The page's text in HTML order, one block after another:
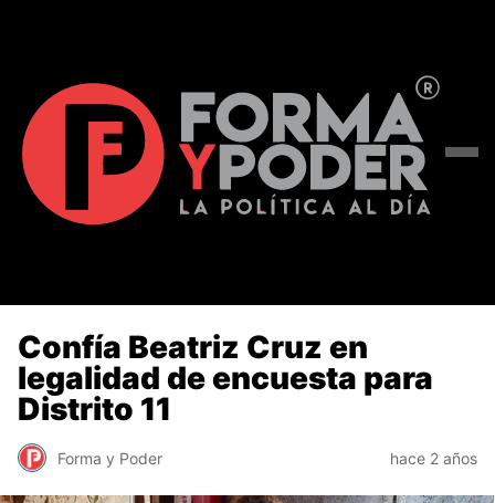
Confía Beatriz Cruz en
legalidad de encuesta para
Distrito 11
Forma y Poder hace 2 años